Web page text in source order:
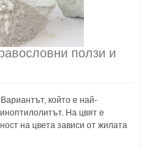
ползи и
който е най-
На цвят е
на цвета зависи от жилата